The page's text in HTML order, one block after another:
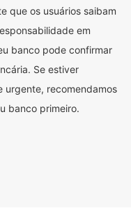
que os usuários saibam
em
banco pode confirmar
Se estiver
urgente, recomendamos
banco primeiro.